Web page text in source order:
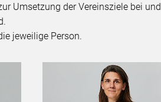
Umsetzung der Vereinsziele bei und
jeweilige Person.